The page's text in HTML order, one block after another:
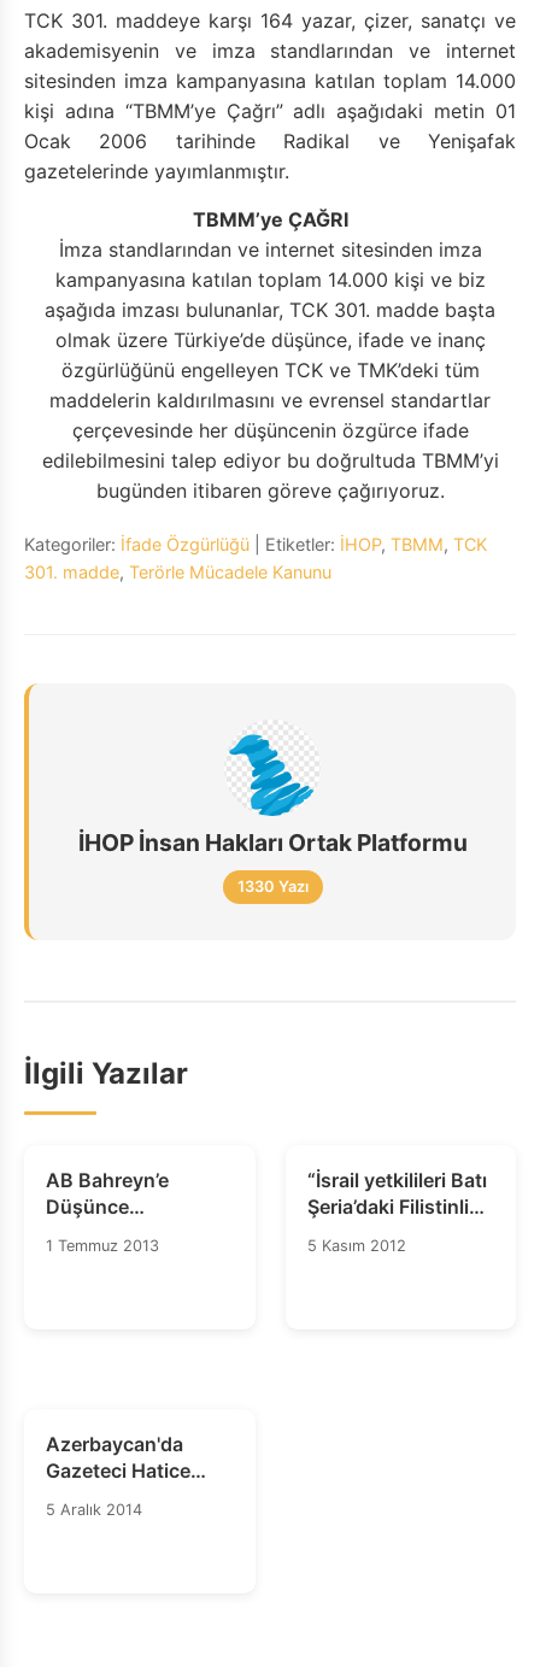
TCK 301. maddeye karşı 164 yazar, çizer, sanatçı ve
akademisyenin ve imza standlarından ve internet
sitesinden imza kampanyasına katılan toplam 14.000
kişi adına “TBMM’ye Çağrı” adlı aşağıdaki metin 01
Ocak 2006 tarihinde Radikal ve Yenişafak
gazetelerinde yayımlanmıştır.
TBMM’ye ÇAĞRI
İmza standlarından ve internet sitesinden imza
kampanyasına katılan toplam 14.000 kişi ve biz
aşağıda imzası bulunanlar, TCK 301. madde başta
olmak üzere Türkiye’de düşünce, ifade ve inanç
özgürlüğünü engelleyen TCK ve TMK’deki tüm
maddelerin kaldırılmasını ve evrensel standartlar
çerçevesinde her düşüncenin özgürce ifade
edilebilmesini talep ediyor bu doğrultuda TBMM’yi
bugünden itibaren göreve çağırıyoruz.
Kategoriler: İfade Özgürlüğü | Etiketler: İHOP, TBMM, TCK
301. madde, Terörle Mücadele Kanunu
İHOP İnsan Hakları Ortak Platformu
1330 Yazı
İlgili Yazılar
AB Bahreyn’e
Düşünce
Mahkumlarını
1 Temmuz 2013
“İsrail yetkilileri Batı
Şeria’daki Filistinli
düşünce
5 Kasım 2012
Azerbaycan'da
Gazeteci Hatice
İsmailova'nın
5 Aralık 2014